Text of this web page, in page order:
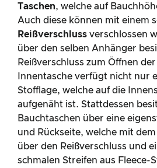
Taschen, welche auf
Auch diese können mit einem
Reißverschluss verschlossen
über den selben Anhänger
Reißverschluss zum Öffnen
Innentasche verfügt nicht nur
Stofflage, welche auf die
aufgenäht ist. Stattdessen
Bauchtaschen über eine
und Rückseite, welche mit
über den Reißverschluss und
schmalen Streifen aus Fleece-